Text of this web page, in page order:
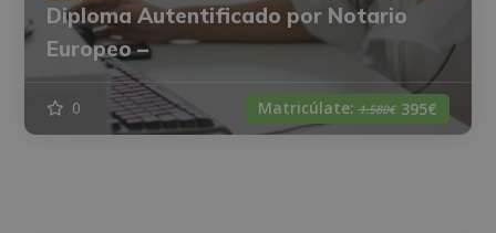
Diploma Autentificado por Notario
Europeo –
0 Matricúlate:1.580€ 395€